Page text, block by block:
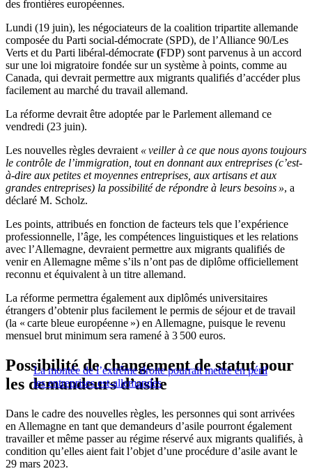
des frontières européennes.
Lundi (19 juin), les négociateurs de la coalition tripartite allemande
composée du Parti social-démocrate (SPD), de l’Alliance 90/Les
Verts et du Parti libéral-démocrate (FDP) sont parvenus à un accord
sur une loi migratoire fondée sur un système à points, comme au
Canada, qui devrait permettre aux migrants qualifiés d’accéder plus
facilement au marché du travail allemand.
La réforme devrait être adoptée par le Parlement allemand ce
vendredi (23 juin).
Les nouvelles règles devraient « veiller à ce que nous ayons toujours
le contrôle de l’immigration, tout en donnant aux entreprises (c’est-
à-dire aux petites et moyennes entreprises, aux artisans et aux
grandes entreprises) la possibilité de répondre à leurs besoins », a
déclaré M. Scholz.
Les points, attribués en fonction de facteurs tels que l’expérience
professionnelle, l’âge, les compétences linguistiques et les relations
avec l’Allemagne, devraient permettre aux migrants qualifiés de
venir en Allemagne même s’ils n’ont pas de diplôme officiellement
reconnu et équivalent à un titre allemand.
La réforme permettra également aux diplômés universitaires
étrangers d’obtenir plus facilement le permis de séjour et de travail
(la « carte bleue européenne ») en Allemagne, puisque le revenu
mensuel brut minimum sera ramené à 3 500 euros.
La montée de l’extrême droite pourrait mettre en péril
les entreprises est-allemandes
Possibilité de changement de statut pour
les demandeurs d’asile
Dans le cadre des nouvelles règles, les personnes qui sont arrivées
en Allemagne en tant que demandeurs d’asile pourront également
travailler et même passer au régime réservé aux migrants qualifiés, à
condition qu’elles aient fait l’objet d’une procédure d’asile avant le
29 mars 2023.